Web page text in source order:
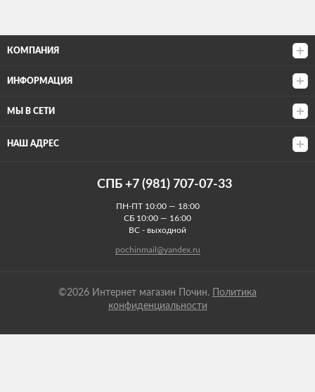
КОМПАНИЯ
ИНФОРМАЦИЯ
МЫ В СЕТИ
НАШ АДРЕС
СПБ +7 (981) 707-07-33
ПН-ПТ 10:00 — 18:00
СБ 10:00 — 16:00
ВС - выходной
pochinmail@yandex.ru
©2026 Интернет магазин Почин.
Политика
конфиденциальности